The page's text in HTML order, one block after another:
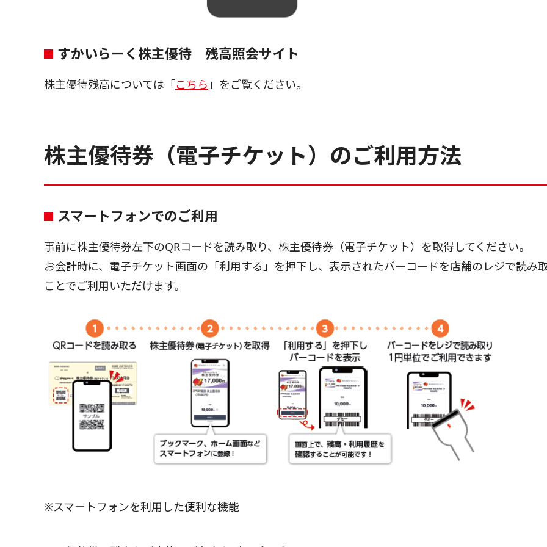
すかいらーく株主優待 残高照会サイト
株主優待残高については「こちら」をご覧ください。
株主優待券（電子チケット）のご利用方法
スマートフォンでのご利用
事前に株主優待券左下のQRコードを読み取り、株主優待券（電子チケット）を取得してください。
お会計時に、電子チケット画面の「利用する」を押下し、表示されたバーコードを店舗のレジで読み
ことでご利用いただけます。
※スマートフォンを利用した便利な機能